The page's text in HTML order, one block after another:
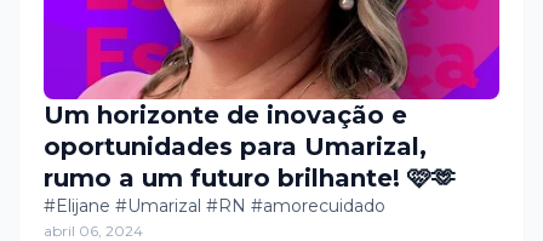
Um horizonte de inovação e
oportunidades para Umarizal,
rumo a um futuro brilhante! 🩷🫶
#Elijane #Umarizal #RN #amorecuidado
abril 06, 2024